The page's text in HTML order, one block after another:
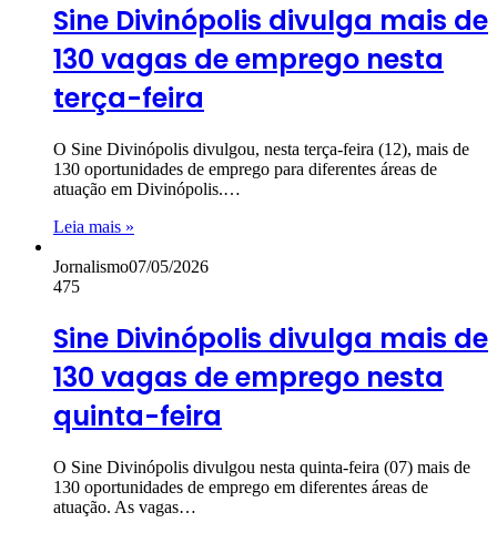
Sine Divinópolis divulga mais de
130 vagas de emprego nesta
terça-feira
O Sine Divinópolis divulgou, nesta terça-feira (12), mais de
130 oportunidades de emprego para diferentes áreas de
atuação em Divinópolis.…
Leia mais »
Jornalismo07/05/2026
475
Sine Divinópolis divulga mais de
130 vagas de emprego nesta
quinta-feira
O Sine Divinópolis divulgou nesta quinta-feira (07) mais de
130 oportunidades de emprego em diferentes áreas de
atuação. As vagas…